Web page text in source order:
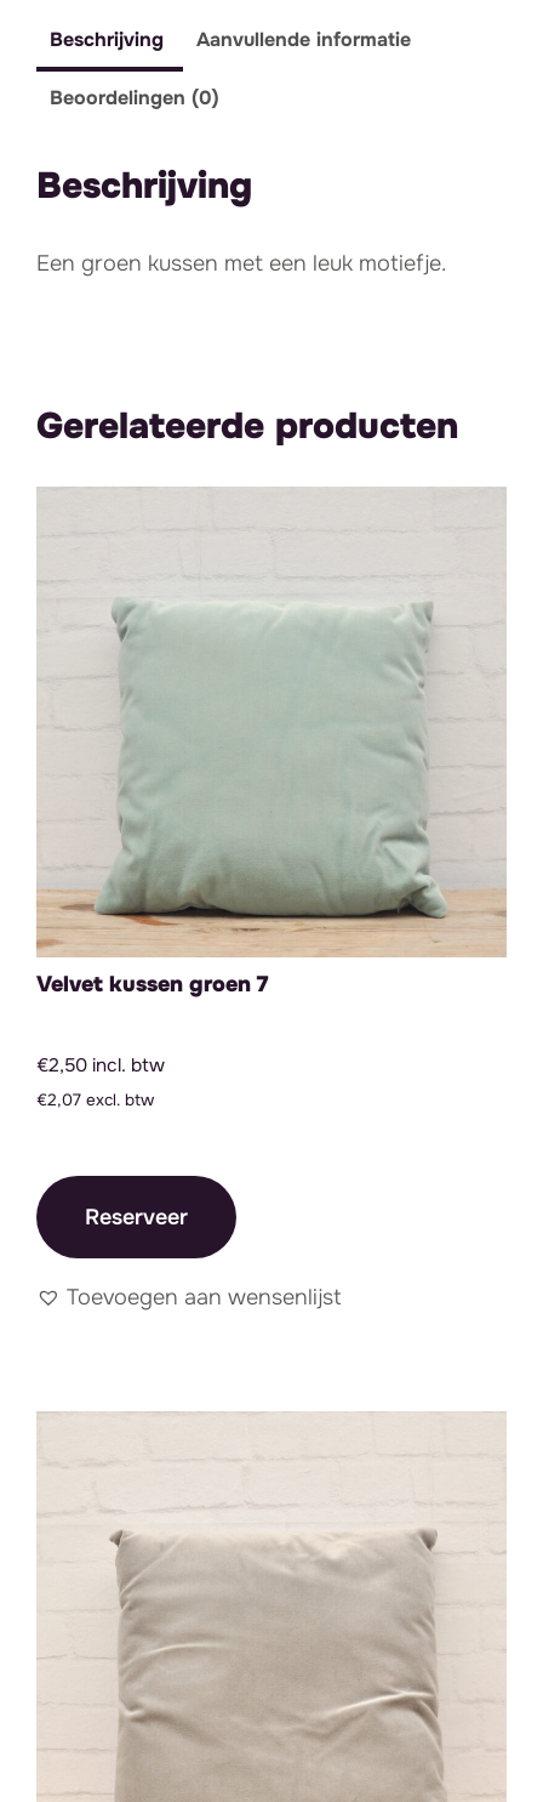
Beschrijving Aanvullende informatie
Beoordelingen (0)
Beschrijving
Een groen kussen met een leuk motiefje.
Gerelateerde producten
Velvet kussen groen 7
€2,50 incl. btw
€2,07 excl. btw
Reserveer
Toevoegen aan wensenlijst